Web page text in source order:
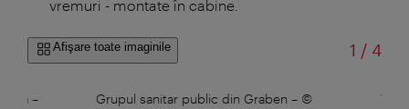
vremuri - montate în cabine.
Afişare toate imaginile 1 /din
4
– Grupul sanitar public din Graben – ©